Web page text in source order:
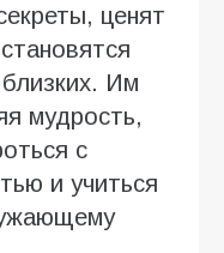
ценят
Им
мудрость,
с
и учиться